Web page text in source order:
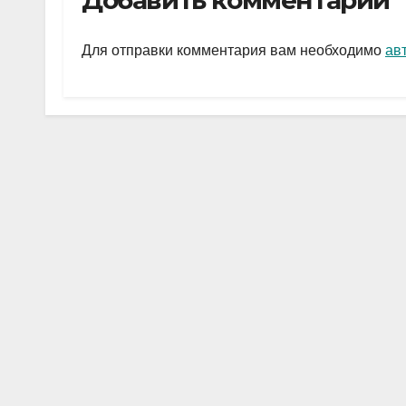
gr
a
s
A
p
а
в
ть
Для отправки комментария вам необходимо